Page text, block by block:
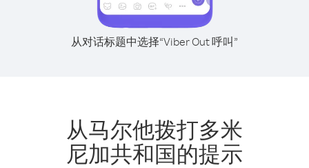
从对话标题中选择“Viber Out 呼叫”
从马尔他拨打多米
尼加共和国的提示